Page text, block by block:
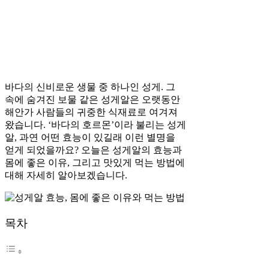
바다의 신비로운 생물 중 하나인 성게. 그
속에 숨겨진 보물 같은 성게알은 오랫동안
해안가 사람들의 귀중한 식재료로 여겨져
왔습니다. ‘바다의 호르몬’이라 불리는 성게
알, 과연 어떤 효능이 있길래 이런 별명을
얻게 되었을까요? 오늘은 성게알의 효능과
몸에 좋은 이유, 그리고 맛있게 먹는 방법에
대해 자세히 알아보겠습니다.
목차